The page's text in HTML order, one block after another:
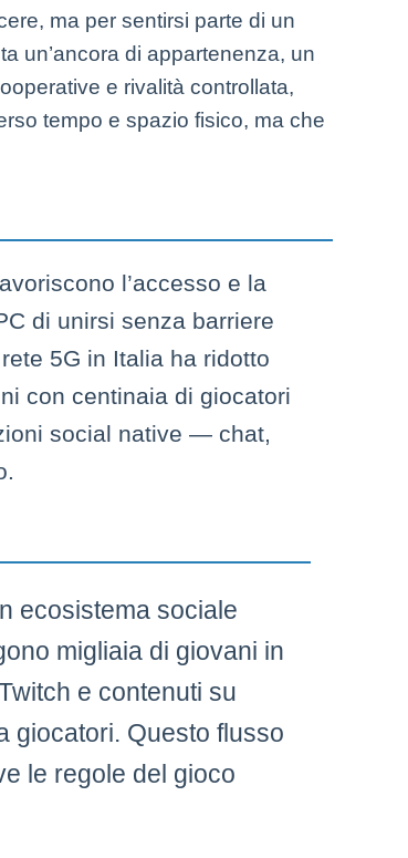
ma per sentirsi parte di un
un’ancora di appartenenza, un
e rivalità controllata,
tempo e spazio fisico, ma che
l’accesso e la
di unirsi senza barriere
5G in Italia ha ridotto
con centinaia di giocatori
social native — chat,
ecosistema sociale
migliaia di giovani in
e contenuti su
giocatori. Questo flusso
le regole del gioco